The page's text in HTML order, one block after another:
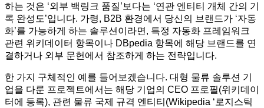
하는 것은 ‘외부 백링크 품질’보다는 ‘연관 엔티티 개체 간의 기
록 완성도’입니다. 가령, B2B 환경에서 당신의 브랜드가 ‘자동
화’를 가능하게 하는 솔루션이라면, 특정 자동화 프레임워크
관련 위키데이터 항목이나 DBpedia 항목에 해당 브랜드를 연
결하거나 외부 문헌에서 참조하게 하는 전략입니다.
한 가지 구체적인 예를 들어보겠습니다. 대형 물류 솔루션 기
업을 다룬 프로젝트에서는 해당 기업의 CEO 프로필(위키데이
터에 등록), 관련 물류 국제 규격 엔티티(Wikipedia ‘로지스틱